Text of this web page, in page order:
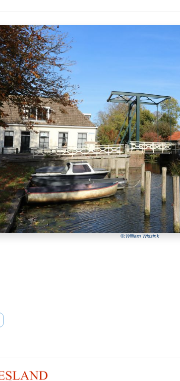
©:William Wissink